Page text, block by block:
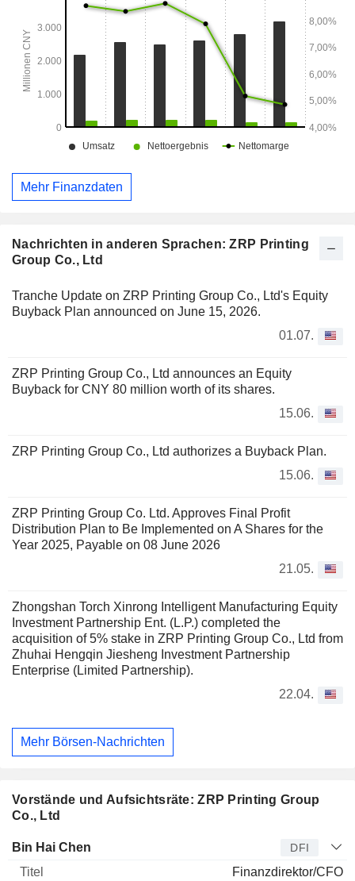
Nachrichten in anderen Sprachen: ZRP Printing
Group Co., Ltd
Tranche Update on ZRP Printing Group Co., Ltd's Equity
Buyback Plan announced on June 15, 2026.
01.07.
ZRP Printing Group Co., Ltd announces an Equity
Buyback for CNY 80 million worth of its shares.
15.06.
ZRP Printing Group Co., Ltd authorizes a Buyback Plan.
15.06.
ZRP Printing Group Co. Ltd. Approves Final Profit
Distribution Plan to Be Implemented on A Shares for the
Year 2025, Payable on 08 June 2026
21.05.
Zhongshan Torch Xinrong Intelligent Manufacturing Equity
Investment Partnership Ent. (L.P.) completed the
acquisition of 5% stake in ZRP Printing Group Co., Ltd from
Zhuhai Hengqin Jiesheng Investment Partnership
Enterprise (Limited Partnership).
22.04.
Mehr Börsen-Nachrichten
Vorstände und Aufsichtsräte: ZRP Printing Group
Co., Ltd
Manager Titel
Bin Hai Chen DFI
Finanzdirektor/CFO
Mehr Finanzdaten